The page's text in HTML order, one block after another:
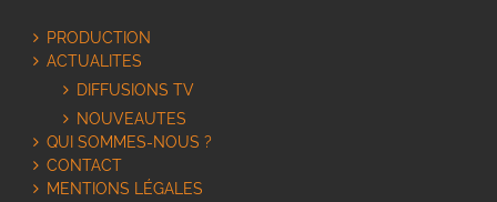
PRODUCTION
ACTUALITES
DIFFUSIONS TV
NOUVEAUTES
QUI SOMMES-NOUS ?
CONTACT
MENTIONS LÉGALES